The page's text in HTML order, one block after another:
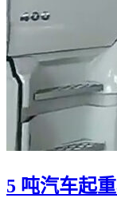
5 吨汽车起